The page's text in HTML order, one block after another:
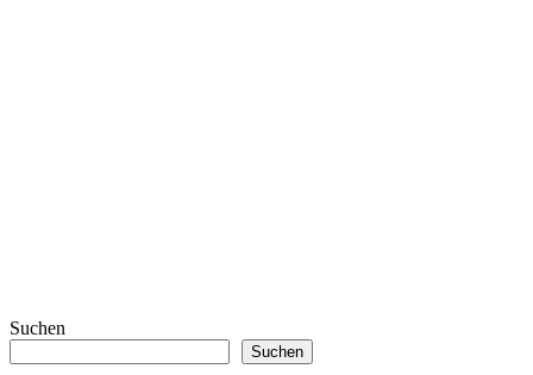
Suchen
Suchen